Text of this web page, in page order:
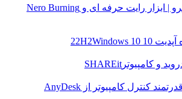
Nero Burning
Windows 10
کامپیوترSHAREit
کنترل کامپیوتر ازAnyDesk